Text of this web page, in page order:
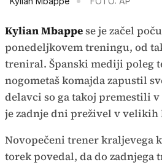
Kylian Mbappese je začel
ponedeljkovem treningu, od
treniral. Španski mediji poleg
nogometaš komajda zapustil
delavci so ga takoj premestili
je zadnje dni preživel v velikih
Novopečeni trener kraljevega
torek povedal, da do zadnjega